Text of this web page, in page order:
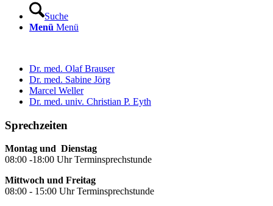
Suche
Menü Menü
Dr. med. Olaf Brauser
Dr. med. Sabine Jörg
Marcel Weller
Dr. med. univ. Christian P. Eyth
Sprechzeiten
Montag und Dienstag
08:00 -18:00 Uhr Terminsprechstunde
Mittwoch und Freitag
08:00 - 15:00 Uhr Terminsprechstunde